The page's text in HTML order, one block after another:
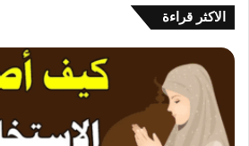
الاكثر قراءة